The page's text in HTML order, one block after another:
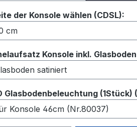
der Konsole wählen (CDSL):
Konsole inkl. Glasboden
Glasbodenbeleuchtung (1Stück)